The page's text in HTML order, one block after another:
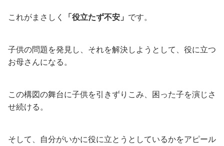
これがまさしく 「役立たず不安」 です。
子供の問題を発見し、それを解決しようとして、役に立つ
お母さんになる。
この構図の舞台に子供を引きずりこみ、困った子を演じさ
せ続ける。
そして、自分がいかに役に立とうとしているかをアピール